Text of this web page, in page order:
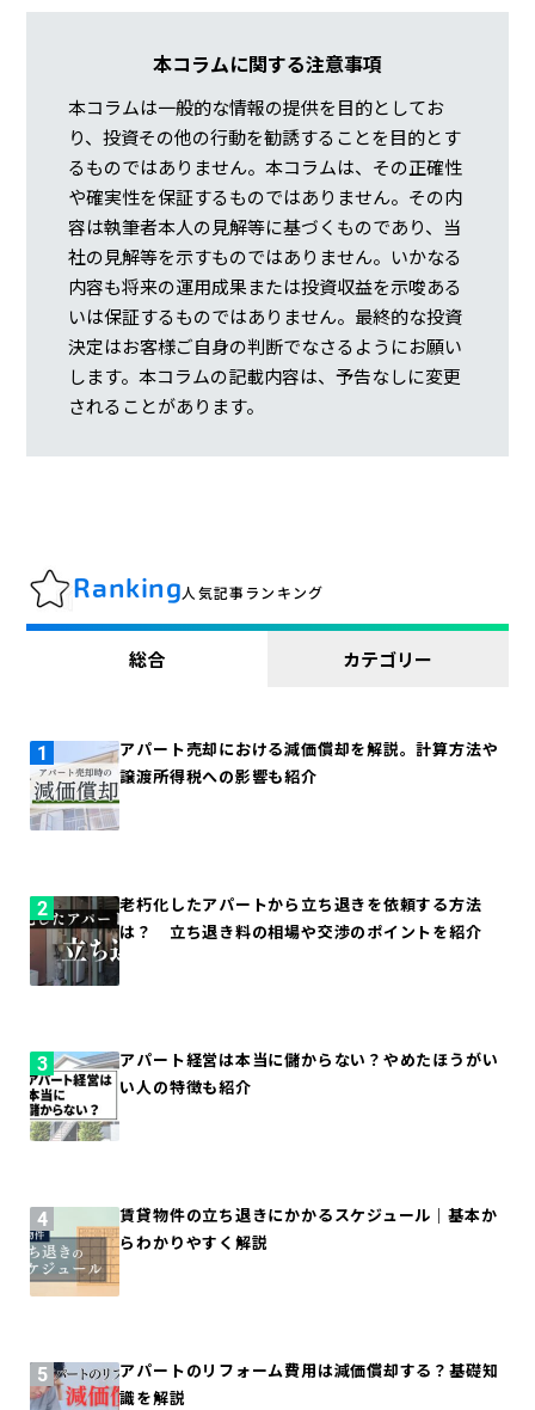
本コラムに関する注意事項
本コラムは一般的な情報の提供を目的としてお
り、投資その他の行動を勧誘することを目的とす
るものではありません。本コラムは、その正確性
や確実性を保証するものではありません。その内
容は執筆者本人の見解等に基づくものであり、当
社の見解等を示すものではありません。いかなる
内容も将来の運用成果または投資収益を示唆ある
いは保証するものではありません。最終的な投資
決定はお客様ご自身の判断でなさるようにお願い
します。本コラムの記載内容は、予告なしに変更
されることがあります。
Ranking人気記事ランキング
総合 カテゴリー
アパート売却における減価償却を解説。計算方法や
譲渡所得税への影響も紹介
老朽化したアパートから立ち退きを依頼する方法
は？ 立ち退き料の相場や交渉のポイントを紹介
アパート経営は本当に儲からない？やめたほうがい
い人の特徴も紹介
賃貸物件の立ち退きにかかるスケジュール｜基本か
らわかりやすく解説
アパートのリフォーム費用は減価償却する？基礎知
識を解説